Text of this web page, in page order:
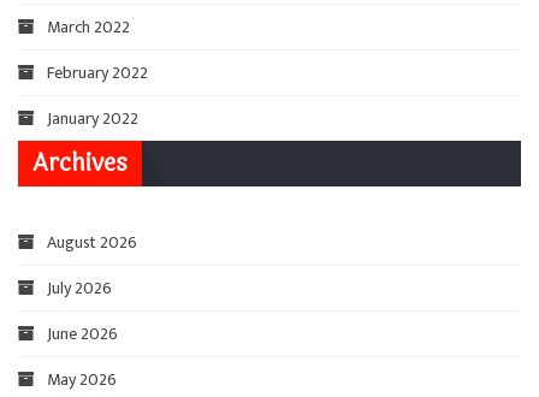
March 2022
February 2022
January 2022
Archives
August 2026
July 2026
June 2026
May 2026